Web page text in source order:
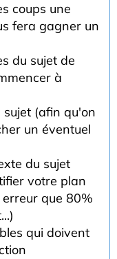
coups une
fera gagner un
du sujet de
à
(afin qu'on
un éventuel
du sujet
votre plan
que 80%
qui doivent